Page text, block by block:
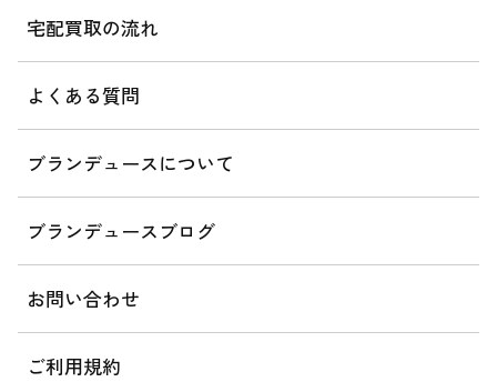
宅配買取の流れ
よくある質問
ブランデュースについて
ブランデュースブログ
お問い合わせ
ご利用規約